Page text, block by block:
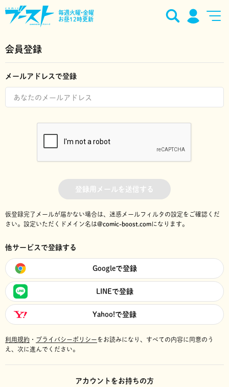
毎週火曜•金曜
お昼12時更新
会員登録
メールアドレスで登録
登録用メールを送信する
仮登録完了メールが届かない場合は、迷惑メールフィルタの設定をご確認くだ
さい。 設定いただくドメイン名は@comic-boost.comになります。
他サービスで登録する
Googleで登録
LINEで登録
Yahoo!で登録
利用規約 ・ プライバシーポリシーをお読みになり、 すべての内容に同意のう
え、次に進んでください。
アカウントをお持ちの方